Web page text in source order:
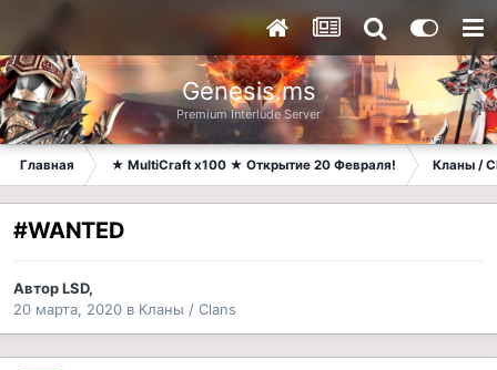
Genesis.ms
Premium Interlude Server
Главная ★ MultiCraft x100 ★ Открытие 20 Февраля! Кланы /
#WANTED
АвторLSD,
20 марта, 2020 в Кланы / Clans